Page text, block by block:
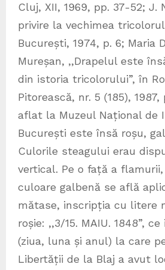
Cluj, XII, 1969, pp. 37-52; J.
privire la vechimea
București, 1974, p. 6; Maria
Mureșan, ,,Drapelul este
din istoria tricolorului”, în
Pitorească, nr. 5 (185),
aflat la Muzeul Național de
București este însă roșu,
Culorile steagului erau
vertical. Pe o față a
culoare galbenă se află
mătase, inscripția cu litere
roșie: ,,3/15. MAIU. 1848”,
(ziua, luna și anul) la care
Libertății de la Blaj a avut